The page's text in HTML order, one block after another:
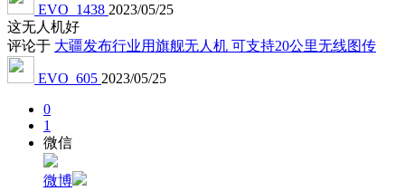
EVO_1438 2023/05/25
这无人机好
评论于 大疆发布行业用旗舰无人机 可支持20公里无线图传
EVO_605 2023/05/25
0
1
微信
微博